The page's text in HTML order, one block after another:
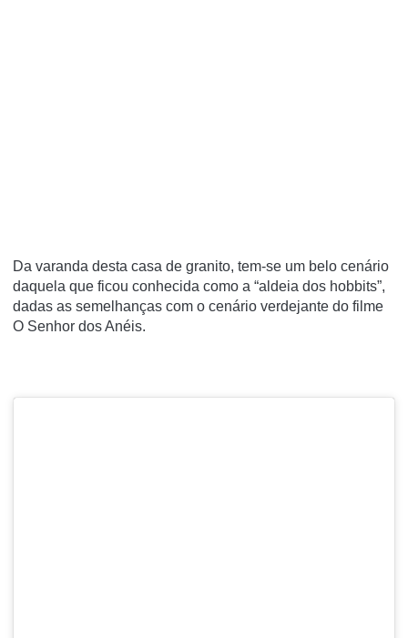
Da varanda desta casa de granito, tem-se um belo cenário
daquela que ficou conhecida como a “aldeia dos hobbits”,
dadas as semelhanças com o cenário verdejante do filme
O Senhor dos Anéis.